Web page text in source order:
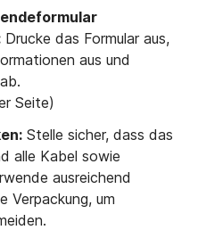
Drucke das Formular aus,
aus und
Seite)
Stelle sicher, dass das
alle Kabel sowie
ausreichend
Verpackung, um